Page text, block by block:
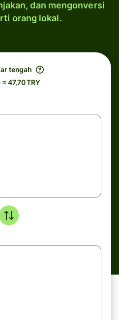
dan mengonversi
orang lokal.
tengah
= 47,70 TRY